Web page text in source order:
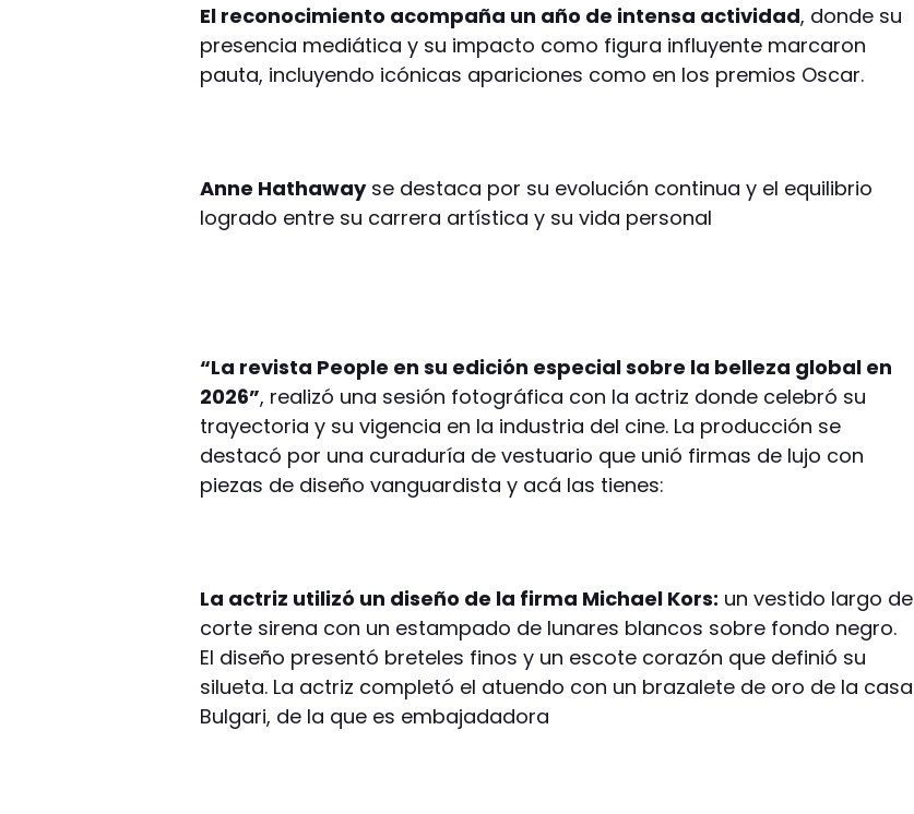
El reconocimiento acompaña un año de intensa actividad, donde su
presencia mediática y su impacto como figura influyente marcaron
pauta, incluyendo icónicas apariciones como en los premios Oscar.
Anne Hathawayse destaca por su evolución continua y el equilibrio
logrado entre su carrera artística y su vida personal
“La revista People en su edición especial sobre la belleza global en
2026”, realizó una sesión fotográfica con la actriz donde celebró su
trayectoria y su vigencia en la industria del cine. La producción se
destacó por una curaduría de vestuario que unió firmas de lujo con
piezas de diseño vanguardista y acá las tienes:
La actriz utilizó un diseño de la firma Michael Kors: un vestido largo de
corte sirena con un estampado de lunares blancos sobre fondo negro.
El diseño presentó breteles finos y un escote corazón que definió su
silueta. La actriz completó el atuendo con un brazalete de oro de la casa
Bulgari, de la que es embajadadora